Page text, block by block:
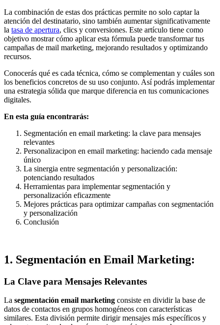
La combinación de estas dos prácticas permite no solo captar la
atención del destinatario, sino también aumentar significativamente
la tasa de apertura, clics y conversiones. Este artículo tiene como
objetivo mostrar cómo aplicar esta fórmula puede transformar tus
campañas de mail marketing, mejorando resultados y optimizando
recursos.
Conocerás qué es cada técnica, cómo se complementan y cuáles son
los beneficios concretos de su uso conjunto. Así podrás implementar
una estrategia sólida que marque diferencia en tus comunicaciones
digitales.
En esta guía encontrarás:
Segmentación en email marketing: la clave para mensajes
relevantes
Personalizacipon en email marketing: haciendo cada mensaje
único
La sinergia entre segmentación y personalización:
potenciando resultados
Herramientas para implementar segmentación y
personalización eficazmente
Mejores prácticas para optimizar campañas con segmentación
y personalización
Conclusión
1. Segmentación en Email Marketing:
La Clave para Mensajes Relevantes
La segmentación email marketing consiste en dividir la base de
datos de contactos en grupos homogéneos con características
similares. Esta división permite dirigir mensajes más específicos y